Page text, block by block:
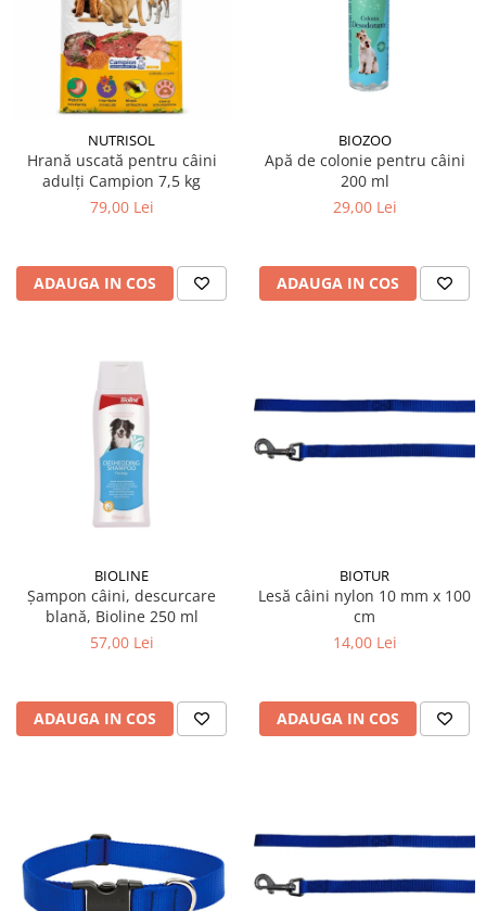
NUTRISOL
Hrană uscată pentru câini
adulți Campion 7,5 kg
79,00 Lei
ADAUGA IN COS
BIOZOO
Apă de colonie pentru câini
200 ml
29,00 Lei
ADAUGA IN COS
BIOLINE
Șampon câini, descurcare
blană, Bioline 250 ml
57,00 Lei
ADAUGA IN COS
BIOTUR
Lesă câini nylon 10 mm x 100
cm
14,00 Lei
ADAUGA IN COS